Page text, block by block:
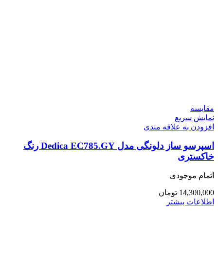
مقايسه
نمایش سریع
افزودن به علاقه مندی
اسپرسو ساز دلونگی مدل Dedica EC785.GY رنگ
خاکستری
اتمام موجودی
14,300,000 تومان
اطلاعات بیشتر